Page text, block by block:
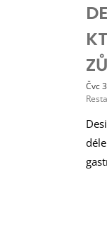
Čvc